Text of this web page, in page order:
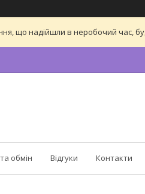
що надійшли в неробочий час,
обмін Відгуки Контакти